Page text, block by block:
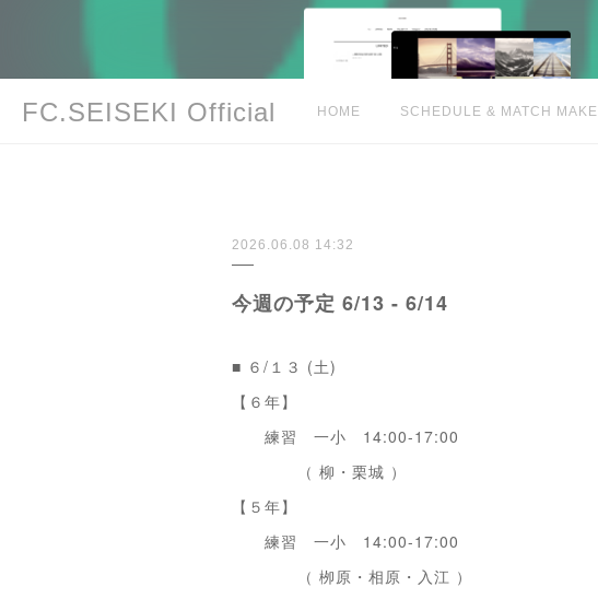
FC.SEISEKI Official HOME SCHEDULE & MATCH MAKE
2026.06.08 14:32
今週の予定 6/13 - 6/14
■ ６/１３ (土)
【６年】
練習 一小 14:00-17:00
（ 柳・栗城 ）
【５年】
練習 一小 14:00-17:00
（ 栁原・相原・入江 ）